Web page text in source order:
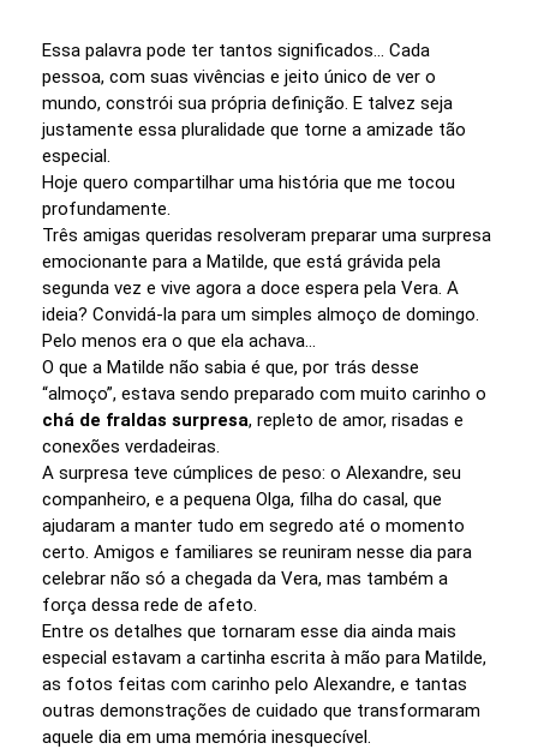
Essa palavra pode ter tantos significados… Cada
pessoa, com suas vivências e jeito único de ver o
mundo, constrói sua própria definição. E talvez seja
justamente essa pluralidade que torne a amizade tão
especial.
Hoje quero compartilhar uma história que me tocou
profundamente.
Três amigas queridas resolveram preparar uma surpresa
emocionante para a Matilde, que está grávida pela
segunda vez e vive agora a doce espera pela Vera. A
ideia? Convidá-la para um simples almoço de domingo.
Pelo menos era o que ela achava…
O que a Matilde não sabia é que, por trás desse
“almoço”, estava sendo preparado com muito carinho o
chá de fraldas surpresa, repleto de amor, risadas e
conexões verdadeiras.
A surpresa teve cúmplices de peso: o Alexandre, seu
companheiro, e a pequena Olga, filha do casal, que
ajudaram a manter tudo em segredo até o momento
certo. Amigos e familiares se reuniram nesse dia para
celebrar não só a chegada da Vera, mas também a
força dessa rede de afeto.
Entre os detalhes que tornaram esse dia ainda mais
especial estavam a cartinha escrita à mão para Matilde,
as fotos feitas com carinho pelo Alexandre, e tantas
outras demonstrações de cuidado que transformaram
aquele dia em uma memória inesquecível.